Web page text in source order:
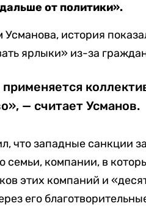
от политики».
Усманова, история
ярлыки» из-за
— считает Усманов.
что западные санкции
семьи, компании, в
этих компаний и
его